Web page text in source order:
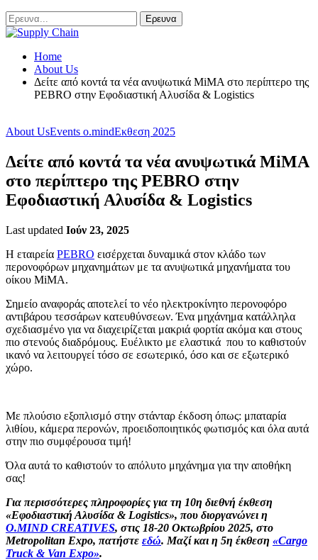
Home
About Us
Δείτε από κοντά τα νέα ανυψωτικά MiMA στο περίπτερο της
PEBRO στην Εφοδιαστική Αλυσίδα & Logistics
About UsEvents o.mindΕκθεση 2025
Δείτε από κοντά τα νέα ανυψωτικά MiMA
στο περίπτερο της PEBRO στην
Εφοδιαστική Αλυσίδα & Logistics
Last updated Ιούν 23, 2025
Η εταιρεία PEBRO εισέρχεται δυναμικά στον κλάδο των
περονοφόρων μηχανημάτων με τα ανυψωτικά μηχανήματα του
οίκου MiMA.
Σημείο αναφοράς αποτελεί το νέο ηλεκτροκίνητο περονοφόρο
αντιβάρου τεσσάρων κατευθύνσεων. Ένα μηχάνημα κατάλληλα
σχεδιασμένο για να διαχειρίζεται μακριά φορτία ακόμα και στους
πιο στενούς διαδρόμους. Ευέλικτο με ελαστικά που το καθιστούν
ικανό να λειτουργεί τόσο σε εσωτερικό, όσο και σε εξωτερικό
χώρο.
Με πλούσιο εξοπλισμό στην στάνταρ έκδοση όπως: μπαταρία
λιθίου, κάμερα περονών, προειδοποιητικός φωτισμός και όλα αυτά
στην πιο συμφέρουσα τιμή!
Όλα αυτά το καθιστούν το απόλυτο μηχάνημα για την αποθήκη
σας!
Για περισσότερες πληροφορίες για τη 10η διεθνή έκθεση
«Εφοδιαστική Αλυσίδα & Logistics», που διοργανώνει η
O.MIND CREATIVES, στις 18-20 Οκτωβρίου 2025, στο
Metropolitan Expo, πατήστε εδώ. Μαζί και η 5η έκθεση «Cargo
Truck & Van Expo».